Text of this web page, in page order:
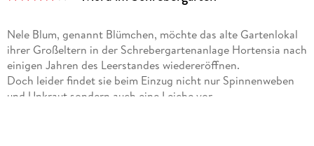
Nele Blum, genannt Blümchen, möchte das alte Gartenlokal
ihrer Großeltern in der Schrebergartenanlage Hortensia nach
einigen Jahren des Leerstandes wiedereröffnen.
Doch leider findet sie beim Einzug nicht nur Spinnenweben
und Unkraut sondern auch eine Leiche vor....